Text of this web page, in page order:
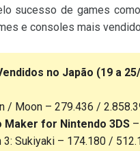
sucesso de games como
e consoles mais
no Japão (19 a
/ Moon – 279.436 /
Maker for Nintendo 3DS
3: Sukiyaki – 174.180 /